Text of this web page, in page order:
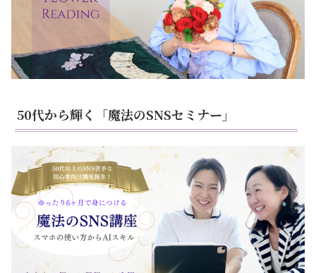
50代から輝く「魔法のSNSセミナー」